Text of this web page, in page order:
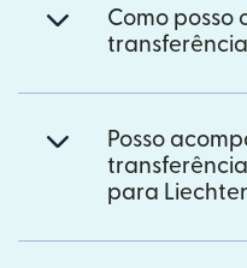
Como posso
Posso
para